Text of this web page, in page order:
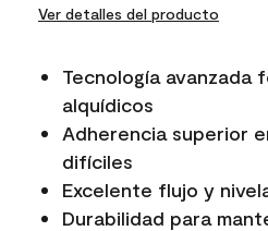
Ver detalles del producto
Tecnología avanzada
alquídicos
Adherencia superior
difíciles
Excelente flujo y
Durabilidad para